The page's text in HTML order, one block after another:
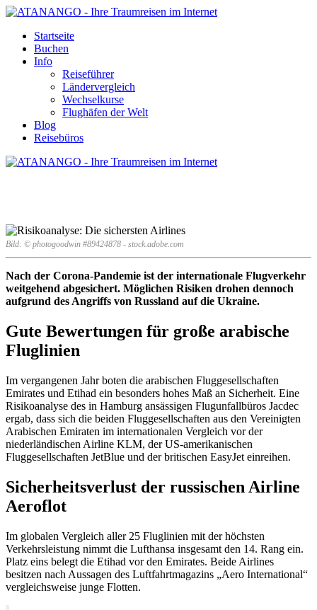
Startseite
Buchen
Info
Reiseführer
Ländervergleich
Wechselkurse
Flughäfen der Welt
Blog
Reisebüros
Bild: © photogoodwin #89424878 - stock.adobe.com
Nach der Corona-Pandemie ist der internationale Flugverkehr
weitgehend abgesichert. Möglichen Risiken drohen dennoch
aufgrund des Angriffs von Russland auf die Ukraine.
Gute Bewertungen für große arabische
Fluglinien
Im vergangenen Jahr boten die arabischen Fluggesellschaften
Emirates und Etihad ein besonders hohes Maß an Sicherheit. Eine
Risikoanalyse des in Hamburg ansässigen Flugunfallbüros Jacdec
ergab, dass sich die beiden Fluggesellschaften aus den Vereinigten
Arabischen Emiraten im internationalen Vergleich vor der
niederländischen Airline KLM, der US-amerikanischen
Fluggesellschaften JetBlue und der britischen EasyJet einreihen.
Sicherheitsverlust der russischen Airline
Aeroflot
Im globalen Vergleich aller 25 Fluglinien mit der höchsten
Verkehrsleistung nimmt die Lufthansa insgesamt den 14. Rang ein.
Platz eins belegt die Etihad vor den Emirates. Beide Airlines
besitzen nach Aussagen des Luftfahrtmagazins „Aero International“
vergleichsweise junge Flotten.